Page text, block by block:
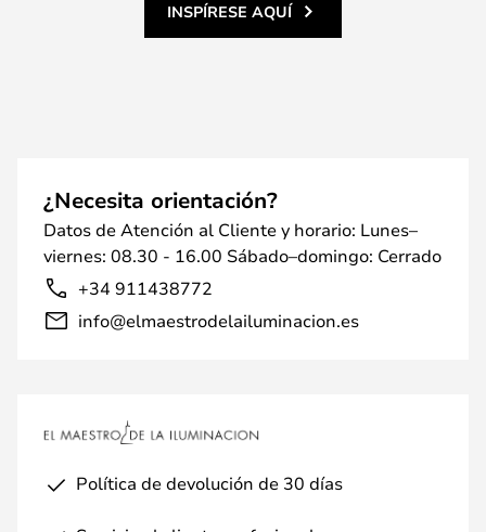
INSPÍRESE AQUÍ
¿Necesita orientación?
Datos de Atención al Cliente y horario: Lunes–
viernes: 08.30 - 16.00 Sábado–domingo: Cerrado
+34 911438772
info@elmaestrodelailuminacion.es
Política de devolución de 30 días